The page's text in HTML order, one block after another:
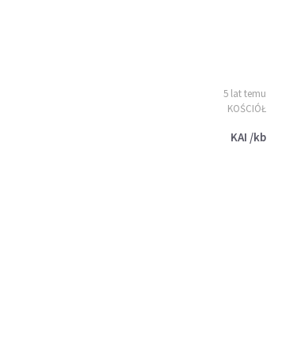
5 lat temu
KOŚCIÓŁ
KAI /kb